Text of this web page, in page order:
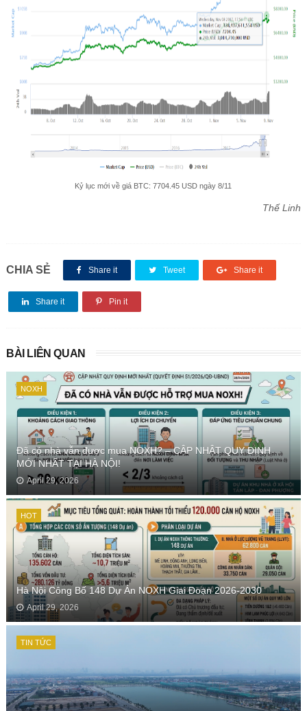
Kỷ lục mới về giá BTC: 7704.45 USD ngày 8/11
Thế Linh
CHIA SẺ Share it Tweet Share it
Share it Pin it
BÀI LIÊN QUAN
NOXH
Đã có nhà vẫn được mua NOXH? – CẬP NHẬT QUY ĐỊNH
MỚI NHẤT TẠI HÀ NỘI!
April 29, 2026
HOT
Hà Nội Công Bố 148 Dự Án NOXH Giai Đoạn 2026-2030
April 29, 2026
TIN TỨC